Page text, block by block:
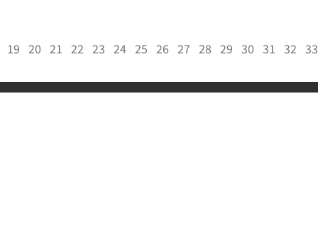
19 20 21 22 23 24 25 26 27 28 29 30 31 32 33